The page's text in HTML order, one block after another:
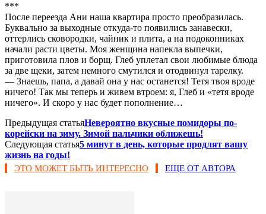
***
После переезда Ани наша квартира просто преобразилась.
Буквально за выходные откуда-то появились занавески,
оттерлись сковородки, чайник и плита, а на подоконниках
начали расти цветы. Моя женщина напекла выпечки,
приготовила плов и борщ. Глеб уплетал свои любимые блюда
за две щеки, затем немного смутился и отодвинул тарелку.
— Знаешь, папа, а давай она у нас останется! Тетя твоя вроде
ничего! Так мы теперь и живем втроем: я, Глеб и «тетя вроде
ничего». И скоро у нас будет пополнение…
Предыдущая статьяНевероятно вкусные помидоры по-
корейски на зиму. Зимой пальчики оближешь!
Следующая статья5 минут в день, которые продлят вашу
жизнь на годы!
ЭТО МОЖЕТ БЫТЬ ИНТЕРЕСНО ЕЩЕ ОТ АВТОРА